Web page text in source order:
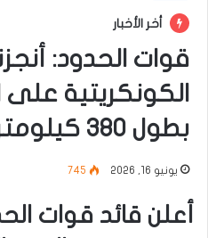
أخر الأخبار
قوات الحدود:
الكونكريتية على
بطول 380 كيلومتراً
يونيو 16, 2026 745
أعلن قائد قوات